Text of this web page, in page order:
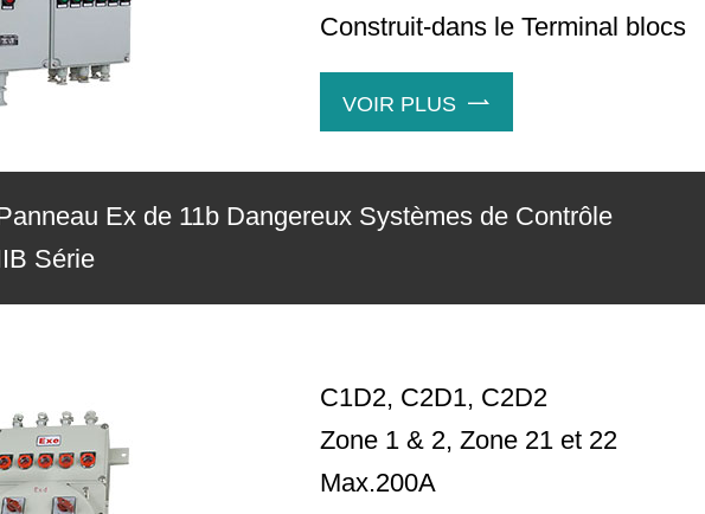
Construit-dans le Terminal blocs
VOIR PLUS 
Ex de 11b Dangereux Systèmes de Contrôle
Série
C1D2, C2D1, C2D2
Zone 1 & 2, Zone 21 et 22
Max.200A